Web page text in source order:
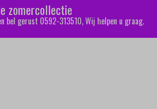
zomercollectie
bel gerust 0592-313510, Wij helpen u graag.